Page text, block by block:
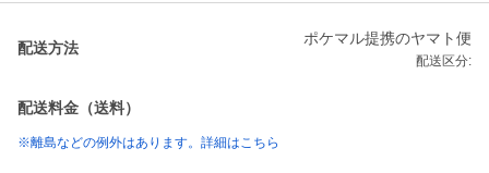
配送方法
ポケマル提携のヤマト便
配送区分:
配送料金（送料）
※離島などの例外はあります。詳細はこちら